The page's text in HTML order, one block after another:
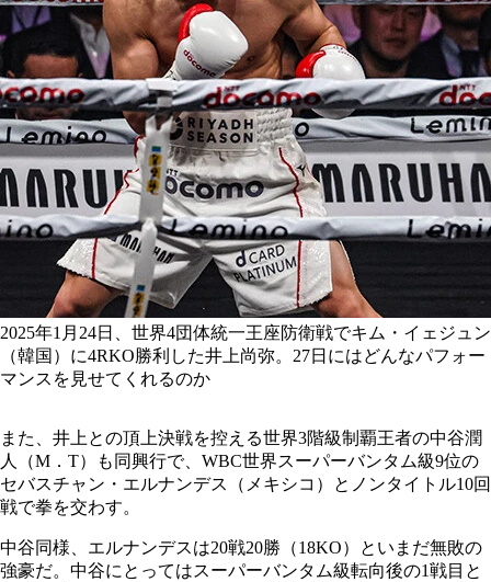
2025年1月24日、世界4団体統一王座防衛戦でキム・イェジュン
（韓国）に4RKO勝利した井上尚弥。27日にはどんなパフォー
マンスを見せてくれるのか
また、井上との頂上決戦を控える世界3階級制覇王者の中谷潤
人（M．T）も同興行で、WBC世界スーパーバンタム級9位の
セバスチャン・エルナンデス（メキシコ）とノンタイトル10回
戦で拳を交わす。
中谷同様、エルナンデスは20戦20勝（18KO）といまだ無敗の
強豪だ。中谷にとってはスーパーバンタム級転向後の1戦目と